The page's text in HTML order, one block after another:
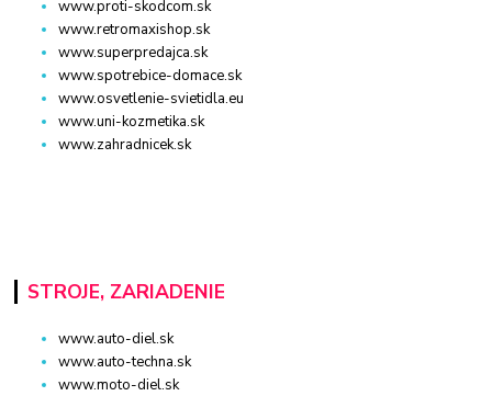
www.proti-skodcom.sk
www.retromaxishop.sk
www.superpredajca.sk
www.spotrebice-domace.sk
www.osvetlenie-svietidla.eu
www.uni-kozmetika.sk
www.zahradnicek.sk
STROJE, ZARIADENIE
www.auto-diel.sk
www.auto-techna.sk
www.moto-diel.sk